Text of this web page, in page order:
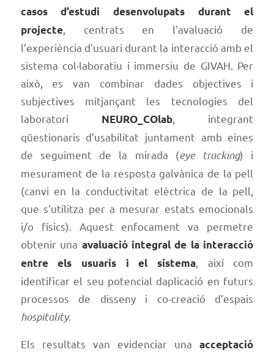
casos d’estudi desenvolupats durant el
projecte, centrats en l’avaluació de
l’experiència d’usuari durant la interacció amb el
sistema col·laboratiu i immersiu de GIVAH. Per
això, es van combinar dades objectives i
subjectives mitjançant les tecnologies del
laboratori NEURO_COlab , integrant
qüestionaris d’usabilitat juntament amb eines
de seguiment de la mirada (eye tracking) i
mesurament de la resposta galvànica de la pell
(canvi en la conductivitat elèctrica de la pell,
que s’utilitza per a mesurar estats emocionals
i/o físics). Aquest enfocament va permetre
obtenir una avaluació integral de la interacció
entre els usuaris i el sistema , així com
identificar el seu potencial daplicació en futurs
processos de disseny i co-creació d’espais
hospitality.
Els resultats van evidenciar unaacceptació